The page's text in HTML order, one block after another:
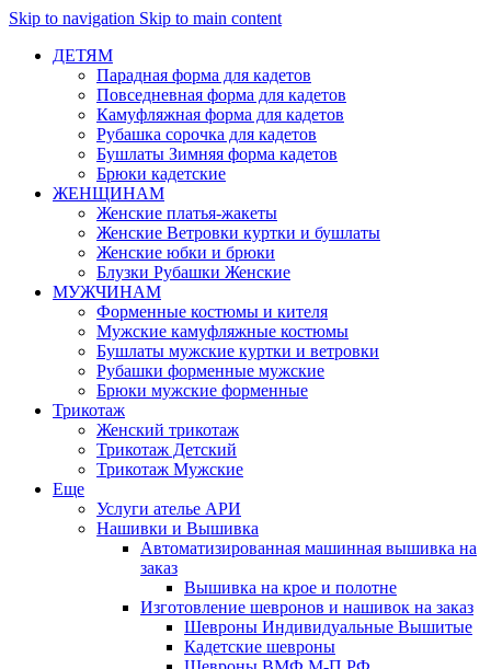
Skip to navigation Skip to main content
ДЕТЯМ
Парадная форма для кадетов
Повседневная форма для кадетов
Камуфляжная форма для кадетов
Рубашка сорочка для кадетов
Бушлаты Зимняя форма кадетов
Брюки кадетские
ЖЕНЩИНАМ
Женские платья-жакеты
Женские Ветровки куртки и бушлаты
Женские юбки и брюки
Блузки Рубашки Женские
МУЖЧИНАМ
Форменные костюмы и кителя
Мужские камуфляжные костюмы
Бушлаты мужские куртки и ветровки
Рубашки форменные мужские
Брюки мужские форменные
Трикотаж
Женский трикотаж
Трикотаж Детский
Трикотаж Мужские
Еще
Услуги ателье АРИ
Нашивки и Вышивка
Автоматизированная машинная вышивка на
заказ
Вышивка на крое и полотне
Изготовление шевронов и нашивок на заказ
Шевроны Индивидуальные Вышитые
Кадетские шевроны